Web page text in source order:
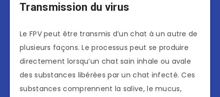
Transmission du virus
Le FPV peut être transmis d’un chat à un autre de
plusieurs façons. Le processus peut se produire
directement lorsqu’un chat sain inhale ou avale
des substances libérées par un chat infecté. Ces
substances comprennent la salive, le mucus,